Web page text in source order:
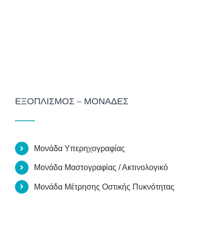
ΕΞΟΠΛΙΣΜΌΣ – ΜΟΝΆΔΕΣ
Μονάδα Υπερηχογραφίας
Μονάδα Μαστογραφίας / Ακτινολογικό
Μονάδα Μέτρησης Οστικής Πυκνότητας